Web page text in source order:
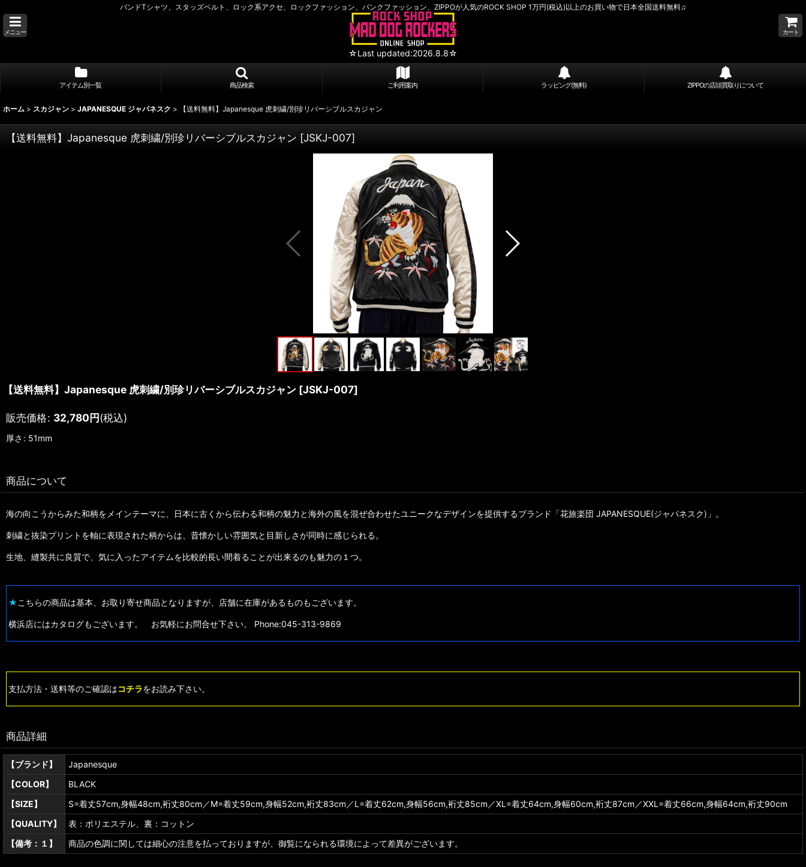
バンドTシャツ、スタッズベルト、ロック系アクセ、ロックファッション、パンクファッション、ZIPPOが人気のROCK SHOP 1万円(税込)以上のお買い物で日本全国送料無料♫
メニュー
☆Last updated:2026.8.8☆
カート
アイテム別一覧 商品検索 ご利用案内 ラッピング(無料) ZIPPOの店頭買取りについて
ホーム > スカジャン > JAPANESQUE ジャパネスク > 【送料無料】Japanesque 虎刺繍/別珍リバーシブルスカジャン
【送料無料】Japanesque 虎刺繍/別珍リバーシブルスカジャン [JSKJ-007]
【送料無料】Japanesque 虎刺繍/別珍リバーシブルスカジャン [JSKJ-007]
販売価格: 32,780円(税込)
厚さ : 51mm
商品について
海の向こうからみた和柄をメインテーマに、日本に古くから伝わる和柄の魅力と海外の風を混ぜ合わせたユニークなデザインを提供するブランド「花旅楽団 JAPANESQUE(ジャパネスク)」。
刺繍と抜染プリントを軸に表現された柄からは、昔懐かしい雰囲気と目新しさが同時に感じられる。
生地、縫製共に良質で、気に入ったアイテムを比較的長い間着ることが出来るのも魅力の１つ。
★ こちらの商品は基本、お取り寄せ商品となりますが、店舗に在庫があるものもございます。
横浜店にはカタログもございます。 お気軽にお問合せ下さい。 Phone:045-313-9869
支払方法・送料等のご確認はコチラをお読み下さい。
商品詳細
【ブランド】
Japanesque
【COLOR】
BLACK
【SIZE】
S=着丈57cm,身幅48cm,裄丈80cm／M=着丈59cm,身幅52cm,裄丈83cm／L=着丈62cm,身幅56cm,裄丈85cm／XL=着丈64cm,身幅60cm,裄丈87cm／XXL=着丈66cm,身幅64cm,裄丈90cm
【QUALITY】
表：ポリエステル、裏：コットン
【備考：１】
商品の色調に関しては細心の注意を払っておりますが、御覧になられる環境によって差異がございます。